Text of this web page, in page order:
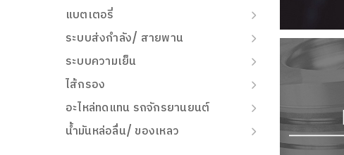
แบตเตอรี่
ระบบส่งกำลัง/ สายพาน
ระบบความเย็น
ไส้กรอง
อะไหล่ทดแทน รถจักรยานยนต์
น้ำมันหล่อลื่น/ ของเหลว